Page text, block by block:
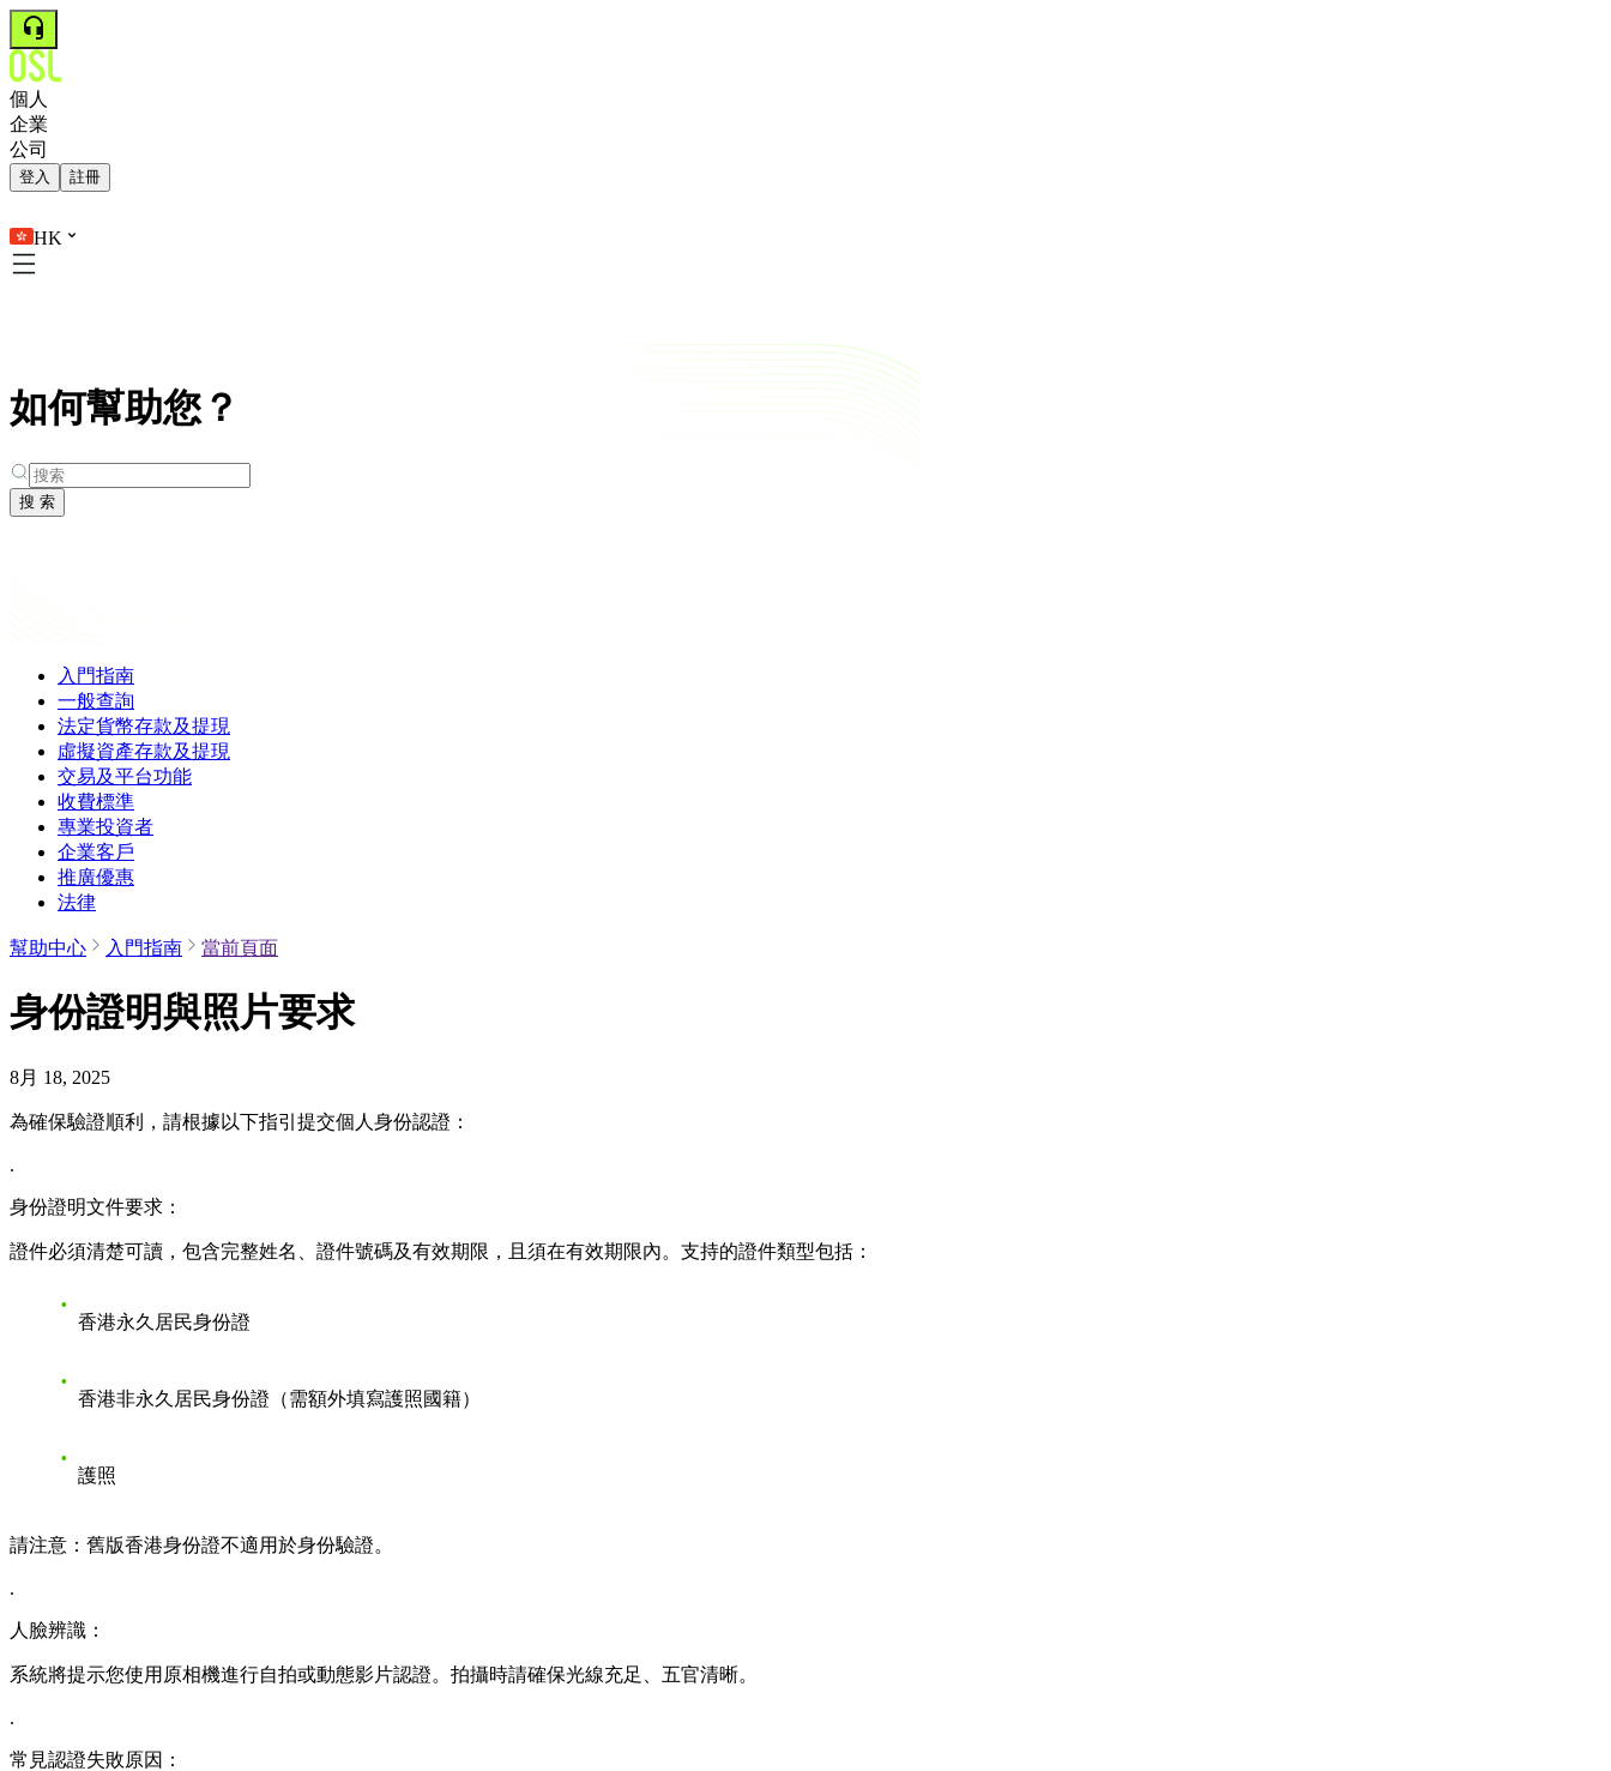
個人
企業
公司
登入 註冊
HK
如何幫助您？
搜 索
入門指南
一般查詢
法定貨幣存款及提現
虛擬資產存款及提現
交易及平台功能
收費標準
專業投資者
企業客戶
推廣優惠
法律
幫助中心 入門指南 當前頁面
身份證明與照片要求
8月 18, 2025
為確保驗證順利，請根據以下指引提交個人身份認證：
.
身份證明文件要求：
證件必須清楚可讀，包含完整姓名、證件號碼及有效期限，且須在有效期限內。支持的證件類型包括：
香港永久居民身份證
香港非永久居民身份證（需額外填寫護照國籍）
護照
請注意：舊版香港身份證不適用於身份驗證。
.
人臉辨識：
系統將提示您使用原相機進行自拍或動態影片認證。拍攝時請確保光線充足、五官清晰。
.
常見認證失敗原因：